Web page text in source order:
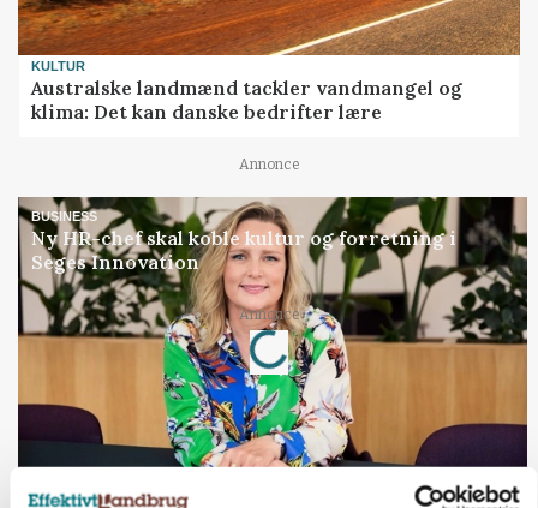
KULTUR
Australske landmænd tackler vandmangel og
klima: Det kan danske bedrifter lære
Annonce
BUSINESS
Ny HR-chef skal koble kultur og forretning i
Seges Innovation
Annonce
Loading...
Jobs